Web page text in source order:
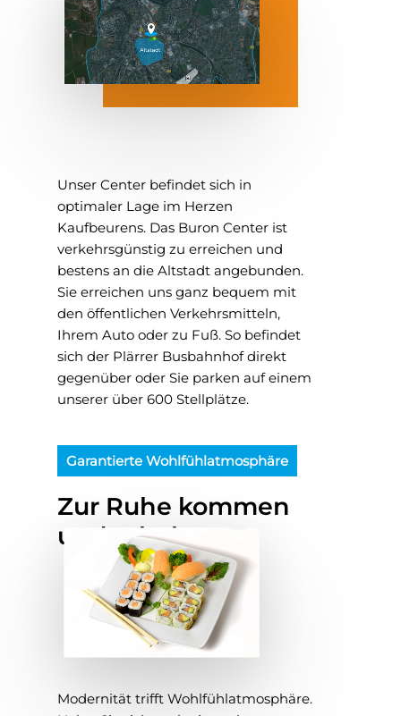
Unser Center befindet sich in
optimaler Lage im Herzen
Kaufbeurens. Das Buron Center ist
verkehrsgünstig zu erreichen und
bestens an die Altstadt angebunden.
Sie erreichen uns ganz bequem mit
den öffentlichen Verkehrsmitteln,
Ihrem Auto oder zu Fuß. So befindet
sich der Plärrer Busbahnhof direkt
gegenüber oder Sie parken auf einem
unserer über 600 Stellplätze.
Garantierte Wohlfühlatmosphäre
Zur Ruhe kommen
und erholen.
Modernität trifft Wohlfühlatmosphäre.
News
Kontakt